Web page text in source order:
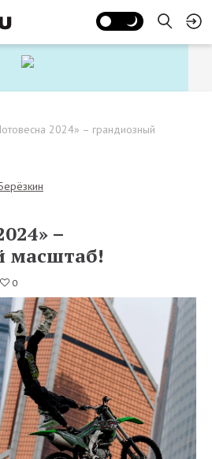
2024» – грандиозный
–
масштаб!
0